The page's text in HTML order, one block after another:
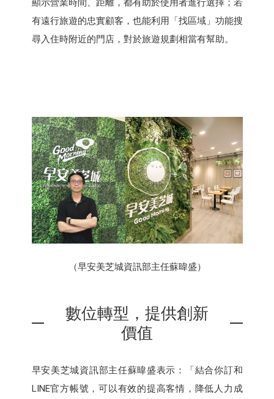
顯示營業時間、距離，都有助於使用者進行選擇；若
有遠行旅遊的忠實顧客，也能利用「找區域」功能搜
尋入住時附近的門店，對於旅遊規劃相當有幫助。
（早安美芝城資訊部主任蘇暐盛）
數位轉型，提供創新
價值
早安美芝城資訊部主任蘇暐盛表示：「結合你訂和
LINE官方帳號，可以有效的提高客情，降低人力成